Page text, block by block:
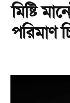
মিষ্টি
পরিমাণ